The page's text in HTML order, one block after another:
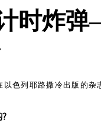
时炸
色列耶路撒冷出版的